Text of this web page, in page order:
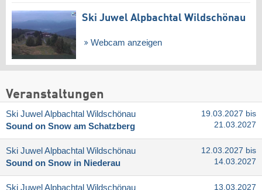
Ski Juwel Alpbachtal Wildschönau
Webcam anzeigen
Veranstaltungen
Ski Juwel Alpbachtal Wildschönau
Sound on Snow am Schatzberg
19.03.2027 bis
21.03.2027
Ski Juwel Alpbachtal Wildschönau
Sound on Snow in Niederau
12.03.2027 bis
14.03.2027
Ski Juwel Alpbachtal Wildschönau 13.03.2027